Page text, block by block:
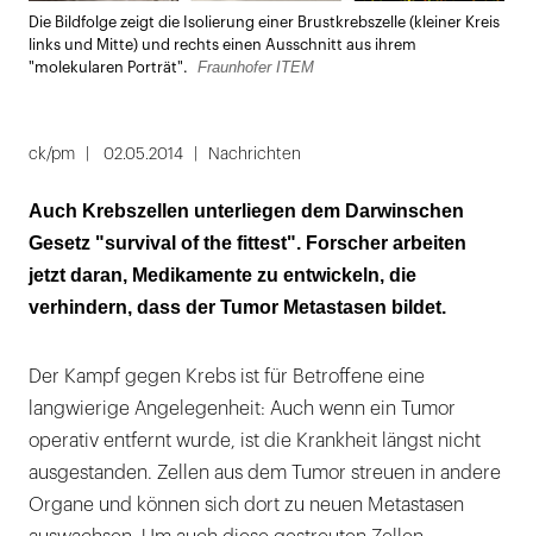
öffnen
Die Bildfolge zeigt die Isolierung einer Brustkrebszelle (kleiner Kreis
links und Mitte) und rechts einen Ausschnitt aus ihrem
"molekularen Porträt".
Fraunhofer ITEM
ck/pm 02.05.2014 Nachrichten
Auch Krebszellen unterliegen dem Darwinschen
Gesetz "survival of the fittest". Forscher arbeiten
jetzt daran, Medikamente zu entwickeln, die
verhindern, dass der Tumor Metastasen bildet.
Der Kampf gegen Krebs ist für Betroffene eine
langwierige Angelegenheit: Auch wenn ein Tumor
operativ entfernt wurde, ist die Krankheit längst nicht
ausgestanden. Zellen aus dem Tumor streuen in andere
Organe und können sich dort zu neuen Metastasen